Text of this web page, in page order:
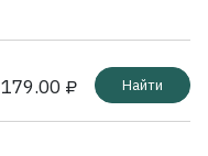
179.00 ₽ Найти